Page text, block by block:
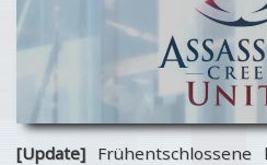
[Update]Frühentschlossene